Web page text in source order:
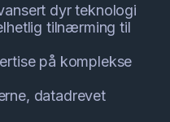
dyr teknologi
tilnærming til
på komplekse
datadrevet